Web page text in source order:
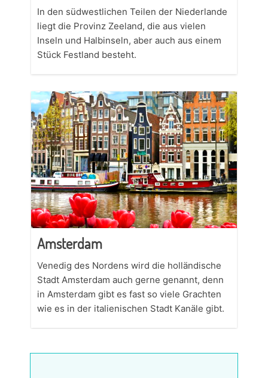
In den südwestlichen Teilen der Niederlande
liegt die Provinz Zeeland, die aus vielen
Inseln und Halbinseln, aber auch aus einem
Stück Festland besteht.
Amsterdam
Venedig des Nordens wird die holländische
Stadt Amsterdam auch gerne genannt, denn
in Amsterdam gibt es fast so viele Grachten
wie es in der italienischen Stadt Kanäle gibt.